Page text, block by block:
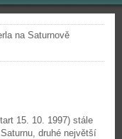
na Saturnově
15. 10. 1997) stále
druhé největší